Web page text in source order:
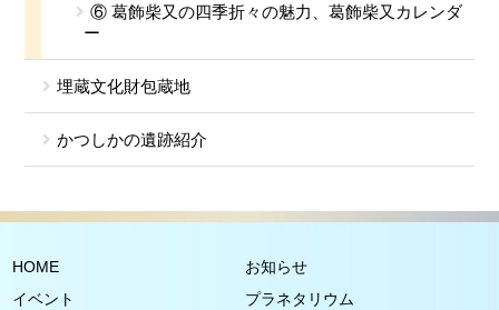
⑥ 葛飾柴又の四季折々の魅力、葛飾柴又カレンダ
ー
埋蔵文化財包蔵地
かつしかの遺跡紹介
HOME
お知らせ
イベント
プラネタリウム